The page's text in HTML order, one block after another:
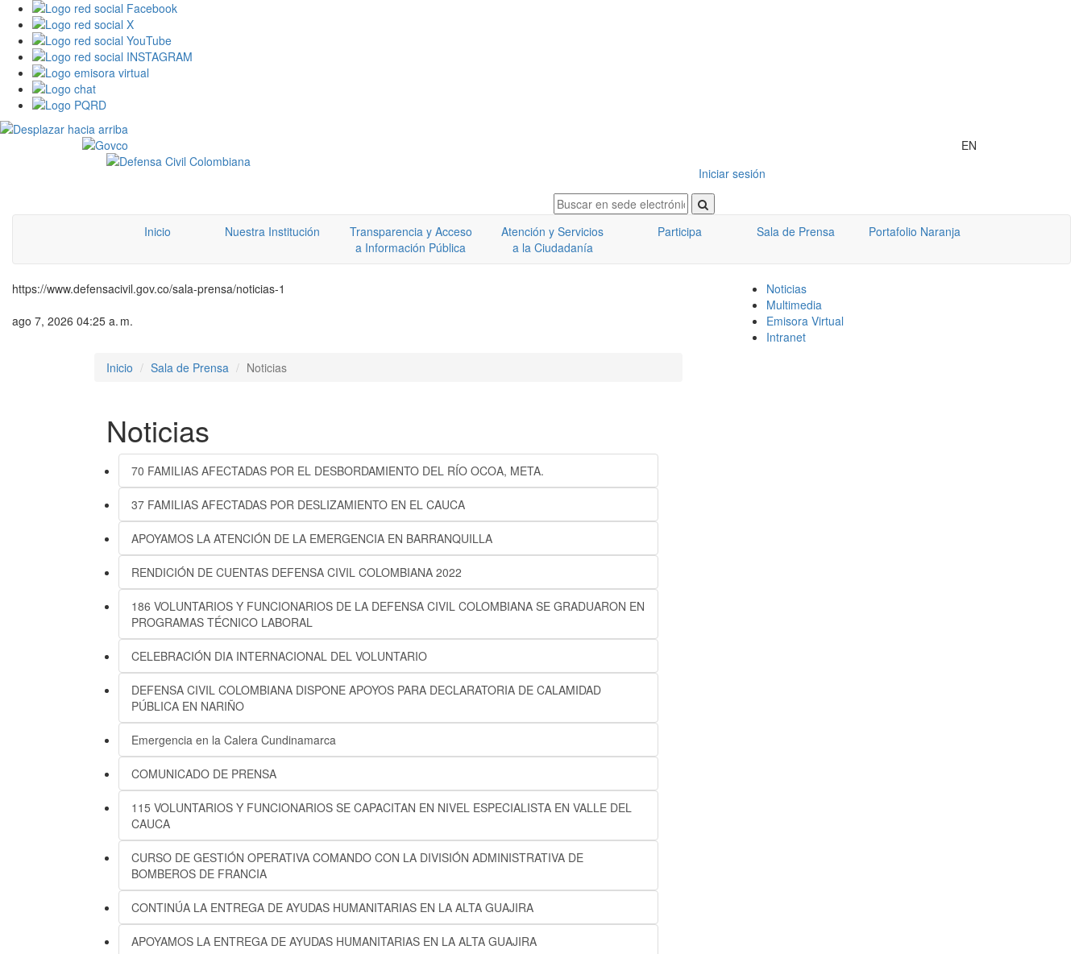
EN
Iniciar sesión
Inicio Nuestra Institución
Transparencia y Acceso
a Información Pública
Atención y Servicios
a la Ciudadanía
Participa Sala de Prensa Portafolio Naranja
https://www.defensacivil.gov.co/sala-prensa/noticias-1
ago 7, 2026 04:25 a. m.
Noticias
Multimedia
Emisora Virtual
Intranet
Inicio
Sala de Prensa Noticias
Noticias
70 FAMILIAS AFECTADAS POR EL DESBORDAMIENTO DEL RÍO OCOA, META.
37 FAMILIAS AFECTADAS POR DESLIZAMIENTO EN EL CAUCA
APOYAMOS LA ATENCIÓN DE LA EMERGENCIA EN BARRANQUILLA
RENDICIÓN DE CUENTAS DEFENSA CIVIL COLOMBIANA 2022
186 VOLUNTARIOS Y FUNCIONARIOS DE LA DEFENSA CIVIL COLOMBIANA SE GRADUARON EN
PROGRAMAS TÉCNICO LABORAL
CELEBRACIÓN DIA INTERNACIONAL DEL VOLUNTARIO
DEFENSA CIVIL COLOMBIANA DISPONE APOYOS PARA DECLARATORIA DE CALAMIDAD
PÚBLICA EN NARIÑO
Emergencia en la Calera Cundinamarca
COMUNICADO DE PRENSA
115 VOLUNTARIOS Y FUNCIONARIOS SE CAPACITAN EN NIVEL ESPECIALISTA EN VALLE DEL
CAUCA
CURSO DE GESTIÓN OPERATIVA COMANDO CON LA DIVISIÓN ADMINISTRATIVA DE
BOMBEROS DE FRANCIA
CONTINÚA LA ENTREGA DE AYUDAS HUMANITARIAS EN LA ALTA GUAJIRA
APOYAMOS LA ENTREGA DE AYUDAS HUMANITARIAS EN LA ALTA GUAJIRA